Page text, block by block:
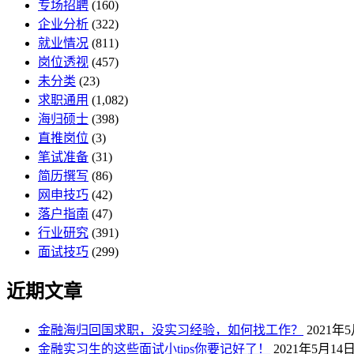
专场招聘 (160)
企业分析 (322)
就业情况 (811)
岗位透视 (457)
未分类 (23)
求职通用 (1,082)
海归硕士 (398)
直推岗位 (3)
笔试准备 (31)
简历撰写 (86)
网申技巧 (42)
落户指南 (47)
行业研究 (391)
面试技巧 (299)
近期文章
金融海归回国求职，没实习经验，如何找工作？
2021年5
金融实习生的这些面试小tips你要记好了！
2021年5月14日